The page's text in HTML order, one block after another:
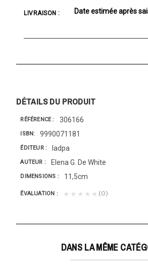
LIVRAISON : Date estimée après
DÉTAILS DU PRODUIT
RÉFÉRENCE 306166
ISBN 9990071181
ÉDITEUR Iadpa
AUTEUR Elena G. De White
DIMENSIONS 11,5cm
ÉVALUATION ★★★★★ (0)
DANS LA MÊME